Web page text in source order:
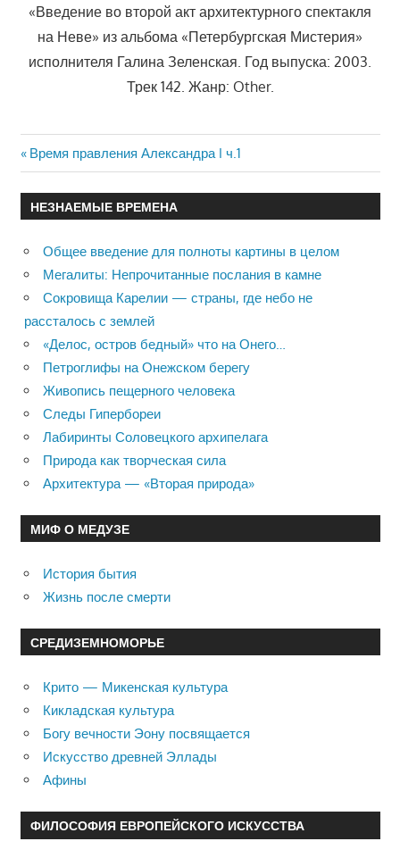
«Введение во второй акт архитектурного спектакля
на Неве» из альбома «Петербургская Мистерия»
исполнителя Галина Зеленская. Год выпуска: 2003.
Трек 142. Жанр: Other.
Навигация
по
записям
Previous
Post:
Время правления Александра I ч.1
НЕЗНАЕМЫЕ ВРЕМЕНА
Общее введение для полноты картины в целом
Мегалиты: Непрочитанные послания в камне
Сокровища Карелии — страны, где небо не
рассталось с землей
«Делос, остров бедный» что на Онего…
Петроглифы на Онежском берегу
Живопись пещерного человека
Следы Гипербореи
Лабиринты Соловецкого архипелага
Природа как творческая сила
Архитектура — «Вторая природа»
МИФ О МЕДУЗЕ
История бытия
Жизнь после смерти
СРЕДИЗЕМНОМОРЬЕ
Крито — Микенская культура
Кикладская культура
Богу вечности Эону посвящается
Искусство древней Эллады
Афины
ФИЛОСОФИЯ ЕВРОПЕЙСКОГО ИСКУССТВА